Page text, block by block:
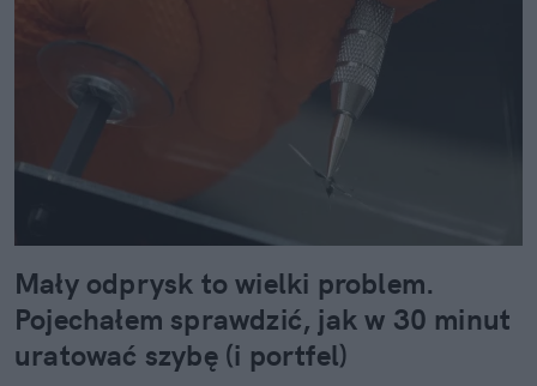
Mały odprysk to wielki problem.
Pojechałem sprawdzić, jak w 30 minut
uratować szybę (i portfel)